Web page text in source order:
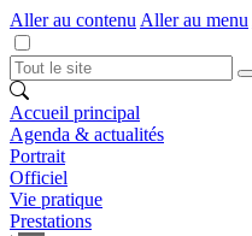
Aller au contenu Aller au menu
Accueil principal
Agenda & actualités
Portrait
Officiel
Vie pratique
Prestations